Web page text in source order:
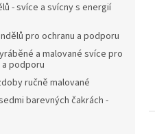
- svíce a svícny s energií
pro ochranu a podporu
a malované svíce pro
podporu
ručně malované
barevných čakrách -